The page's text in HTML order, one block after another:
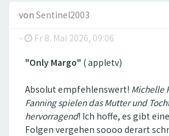
von Sentinel2003
-
Fr 8. Mai 2026, 09:06
"Only Margo" ( appletv)
Absolut empfehlenswert! Michelle
Fanning spielen das Mutter und
hervorragend! Ich hoffe, es gibt
Folgen vergehen soooo derart